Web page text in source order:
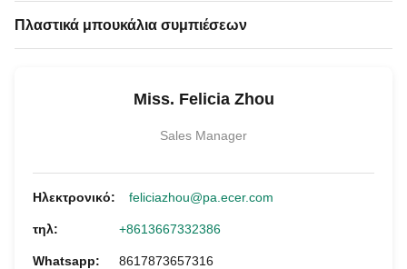
Πλαστικά μπουκάλια συμπιέσεων
Miss. Felicia Zhou
Sales Manager
Ηλεκτρονικό: feliciazhou@pa.ecer.com
τηλ: +8613667332386
Whatsapp: 8617873657316